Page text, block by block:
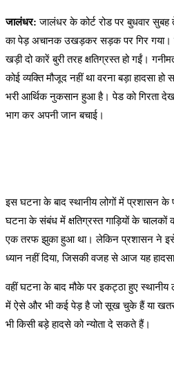
जालंधर:जालंधर के कोर्ट रोड पर बुधवार
का पेड़ अचानक उखड़कर सड़क पर गिर गया।
खड़ी दो कारें बुरी तरह क्षतिग्रस्त हो गईं।
कोई व्यक्ति मौजूद नहीं था वरना बड़ा हादसा
भरी आर्थिक नुकसान हुआ है। पेड को गिरता
भाग कर अपनी जान बचाई।
इस घटना के बाद स्थानीय लोगों में प्रशासन के
घटना के संबंध में क्षतिग्रस्त गाड़ियों के
एक तरफ झुका हुआ था। लेकिन प्रशासन ने
ध्यान नहीं दिया, जिसकी वजह से आज यह
वहीं घटना के बाद मौके पर इकट्ठा हुए
में ऐसे और भी कई पेड़ है जो सूख चुके हैं या
भी किसी बड़े हादसे को न्योता दे सकते हैं।